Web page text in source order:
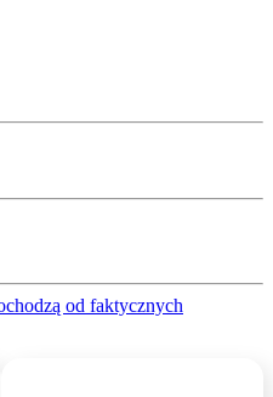
od faktycznych